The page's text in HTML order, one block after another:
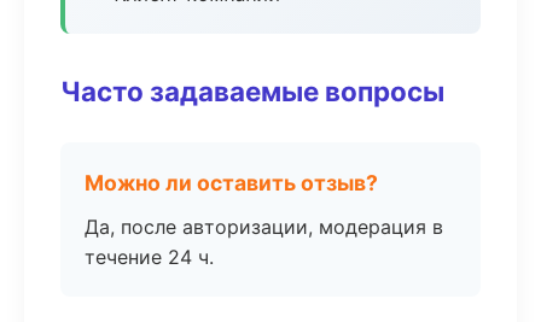
Часто задаваемые вопросы
Можно ли оставить отзыв?
Да, после авторизации, модерация в
течение 24 ч.